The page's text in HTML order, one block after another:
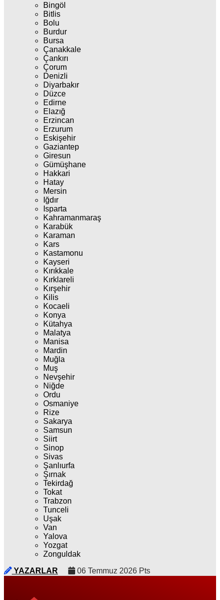
Bingöl
Bitlis
Bolu
Burdur
Bursa
Çanakkale
Çankırı
Çorum
Denizli
Diyarbakır
Düzce
Edirne
Elazığ
Erzincan
Erzurum
Eskişehir
Gaziantep
Giresun
Gümüşhane
Hakkari
Hatay
Mersin
Iğdır
Isparta
Kahramanmaraş
Karabük
Karaman
Kars
Kastamonu
Kayseri
Kırıkkale
Kırklareli
Kırşehir
Kilis
Kocaeli
Konya
Kütahya
Malatya
Manisa
Mardin
Muğla
Muş
Nevşehir
Niğde
Ordu
Osmaniye
Rize
Sakarya
Samsun
Siirt
Sinop
Sivas
Şanlıurfa
Şırnak
Tekirdağ
Tokat
Trabzon
Tunceli
Uşak
Van
Yalova
Yozgat
Zonguldak
YAZARLAR
06 Temmuz 2026 Pts